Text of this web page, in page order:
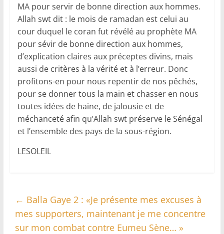
MA pour servir de bonne direction aux hommes.
Allah swt dit : le mois de ramadan est celui au
cour duquel le coran fut révélé au prophète MA
pour sévir de bonne direction aux hommes,
d’explication claires aux préceptes divins, mais
aussi de critères à la vérité et à l’erreur. Donc
profitons-en pour nous repentir de nos pêchés,
pour se donner tous la main et chasser en nous
toutes idées de haine, de jalousie et de
méchanceté afin qu’Allah swt préserve le Sénégal
et l’ensemble des pays de la sous-région.
LESOLEIL
← Balla Gaye 2 : «Je présente mes excuses à
mes supporters, maintenant je me concentre
sur mon combat contre Eumeu Sène… »